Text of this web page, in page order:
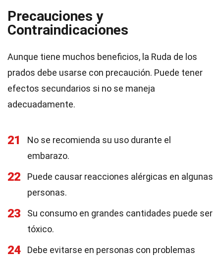
Precauciones y
Contraindicaciones
Aunque tiene muchos beneficios, la Ruda de los
prados debe usarse con precaución. Puede tener
efectos secundarios si no se maneja
adecuadamente.
21
No se recomienda su uso durante el
embarazo.
22
Puede causar reacciones alérgicas en algunas
personas.
23
Su consumo en grandes cantidades puede ser
tóxico.
24
Debe evitarse en personas con problemas